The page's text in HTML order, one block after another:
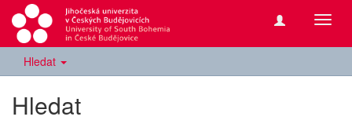
Hledat
Hledat